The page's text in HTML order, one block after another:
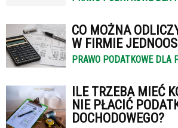
CO MOŻNA
W FIRMIE
PRAWO PODATKOWE DLA
ILE TRZEBA MIEĆ
NIE PŁACIĆ
DOCHODOWEGO?